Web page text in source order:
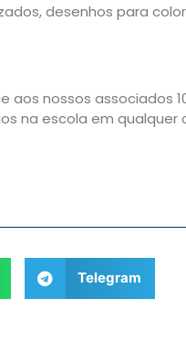
desenhos para
aos nossos associados
na escola em qualquer
Telegram